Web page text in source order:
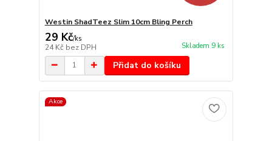
Westin ShadTeez Slim 10cm Bling Perch
29 Kč/ks
24 Kč bez DPH Skladem 9 ks
Přidat do košíku
Akce